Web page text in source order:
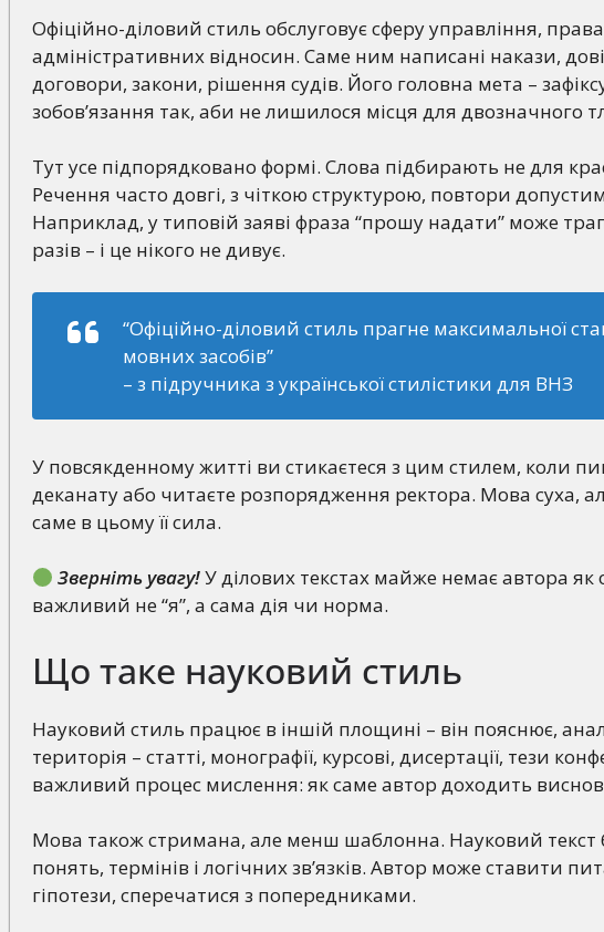
Офіційно-діловий стиль обслуговує сферу управління,
адміністративних відносин. Саме ним написані накази,
договори, закони, рішення судів. Його головна мета –
зобов’язання так, аби не лишилося місця для двозначного
Тут усе підпорядковано формі. Слова підбирають не для
Речення часто довгі, з чіткою структурою, повтори
Наприклад, у типовій заяві фраза “прошу надати” може
разів – і це нікого не дивує.
“Офіційно-діловий стиль прагне максимальної
мовних засобів”
– з підручника з української стилістики для ВНЗ
У повсякденному житті ви стикаєтеся з цим стилем, коли
деканату або читаєте розпорядження ректора. Мова суха,
саме в цьому її сила.
Зверніть увагу!У ділових текстах майже немає автора як
важливий не “я”, а сама дія чи норма.
Що таке науковий стиль
Науковий стиль працює в іншій площині – він пояснює,
територія – статті, монографії, курсові, дисертації, тези
важливий процес мислення: як саме автор доходить
Мова також стримана, але менш шаблонна. Науковий текст
понять, термінів і логічних зв’язків. Автор може ставити
гіпотези, сперечатися з попередниками.